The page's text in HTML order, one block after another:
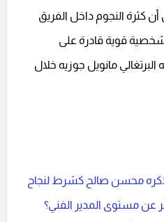
أن كثرة النجوم داخل الفريق
قوية قادرة على
مانويل جوزيه خلال
محسن صالح كشرط لنجاح
عن مستوى المدير الفني؟